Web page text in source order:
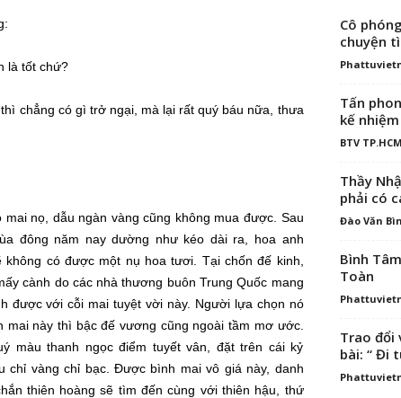
:
là tốt chứ?
thì chẳng có gì trở ngại, mà lại rấtquý báu nữa, thưa
nọ, dẫu ngàn vàng cũng không mua được. Sau
đông năm nay dường như kéo dài ra, hoa anh
có được một nụ hoa tươi . Tại chốn đế kinh,
cành do các nhà thương buôn Trung Quốc mang
được với cỗi maituyệt vời này. Người lựa chọn nó
này thì bậc đế vương cũng ngoài tầm mơ ước.
màu thanh ngọc điểm tuyết vân, đặt trên cái kỷ
chỉ vàng chỉ bạc. Được bình maivô giá này, danh
thiên hoàng sẽ tìm đến cùng với thiên hậu , thứ
Cô
chuyện
Tấn
kế
BTV TP.HCM
Thầy
phải có
Đào Văn
Bình
Toàn
Trao đổi
bài: “ Đi